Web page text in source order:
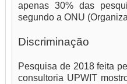
apenas 30% das
segundo a ONU
Discriminação
Pesquisa de 2018 feita
consultoria UPWIT